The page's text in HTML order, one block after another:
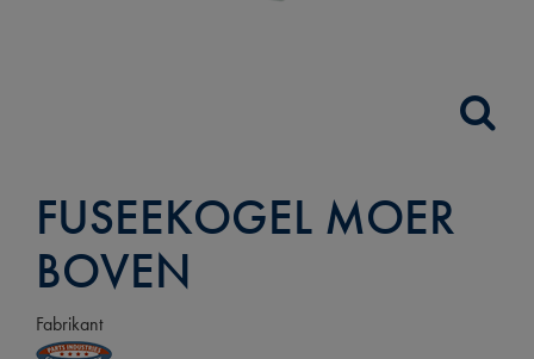
FUSEEKOGEL MOER
BOVEN
Fabrikant